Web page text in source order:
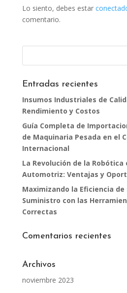
Lo siento, debes estar
comentario.
Entradas recientes
Insumos Industriales de
Rendimiento y Costos
Guía Completa de
de Maquinaria Pesada en el
Internacional
La Revolución de la
Automotriz: Ventajas y
Maximizando la Eficiencia de
Suministro con las
Correctas
Comentarios recientes
Archivos
noviembre 2023